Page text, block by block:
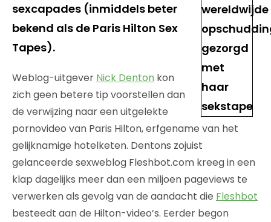
sexcapades (inmiddels beter
bekend als de Paris Hilton Sex
Tapes).
Weblog-uitgever Nick Denton kon
zich geen betere tip voorstellen dan
de verwijzing naar een uitgelekte
pornovideo van Paris Hilton, erfgename van het
gelijknamige hotelketen. Dentons zojuist
gelanceerde sexweblog Fleshbot.com kreeg in een
klap dagelijks meer dan een miljoen pageviews te
verwerken als gevolg van de aandacht die Fleshbot
besteedt aan de Hilton-video’s. Eerder begon